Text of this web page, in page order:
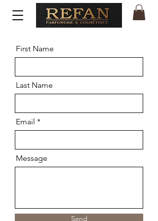
First Name
Last Name
Email
Message
Send